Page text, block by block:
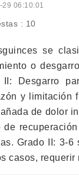
06:10:01
: 10
se
o
II: Desgarro
y limitación
de dolor
de
Grado II: 3-6
casos,